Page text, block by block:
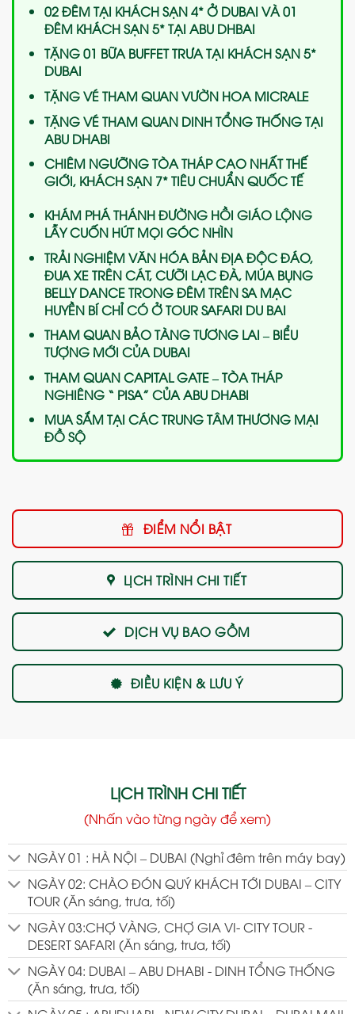
02 ĐÊM TẠI KHÁCH SẠN 4* Ở DUBAI VÀ 01
ĐÊM KHÁCH SẠN 5* TẠI ABU DHBAI
TẶNG 01 BỮA BUFFET TRƯA TẠI KHÁCH SẠN 5*
DUBAI
TẶNG VÉ THAM QUAN VƯỜN HOA MICRALE
TẶNG VÉ THAM QUAN DINH TỔNG THỐNG TẠI
ABU DHABI
CHIÊM NGƯỠNG TÒA THÁP CAO NHẤT THẾ
GIỚI, KHÁCH SẠN 7* TIÊU CHUẨN QUỐC TẾ
KHÁM PHÁ THÁNH ĐƯỜNG HỒI GIÁO LỘNG
LẪY CUỐN HÚT MỌI GÓC NHÌN
TRẢI NGHIỆM VĂN HÓA BẢN ĐỊA ĐỘC ĐÁO,
ĐUA XE TRÊN CÁT, CƯỠI LẠC ĐÀ, MÚA BỤNG
BELLY DANCE TRONG ĐÊM TRÊN SA MẠC
HUYỀN BÍ CHỈ CÓ Ở TOUR SAFARI DU BAI
THAM QUAN BẢO TÀNG TƯƠNG LAI – BIỂU
TƯỢNG MỚI CỦA DUBAI
THAM QUAN CAPITAL GATE – TÒA THÁP
NGHIÊNG “ PISA” CỦA ABU DHABI
MUASẮM TẠI CÁC TRUNG TÂM THƯƠNG MẠI
ĐỒ SỘ
LỊCH TRÌNH CHI TIẾT
(Nhấn vào từng ngày để xem)
NGÀY 01 : HÀ NỘI – DUBAI (Nghỉ đêm trên máy bay)
NGÀY 02: CHÀO ĐÓN QUÝ KHÁCH TỚI DUBAI – CITY
TOUR (Ăn sáng, trưa, tối)
NGÀY 03:CHỢ VÀNG, CHỢ GIA VI- CITY TOUR -
DESERT SAFARI (Ăn sáng, trưa, tối)
NGÀY 04: DUBAI – ABU DHABI - DINH TỔNG THỐNG
(Ăn sáng, trưa, tối)
ĐIỂM NỔI BẬT
LỊCH TRÌNH CHI TIẾT
DỊCH VỤ BAO GỒM
ĐIỀU KIỆN & LƯU Ý